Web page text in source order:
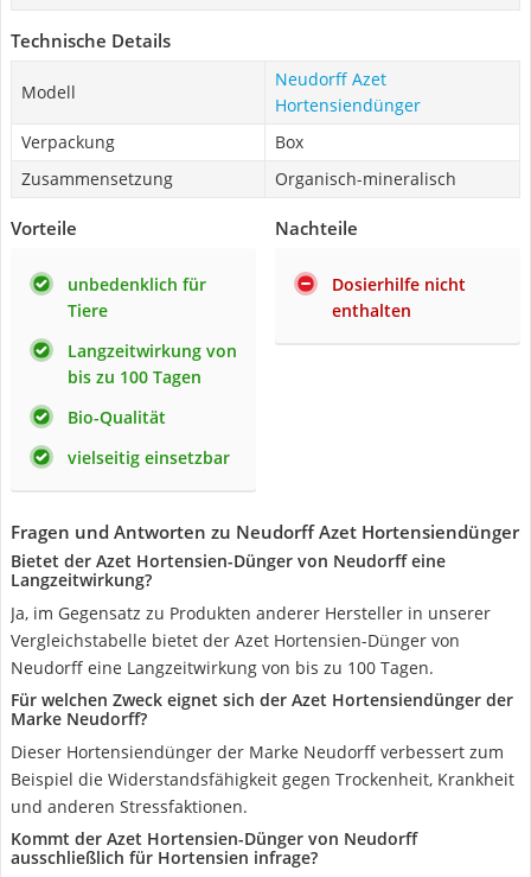
Technische Details
Modell
Neudorff Azet
Hortensiendünger
Verpackung
Box
Zusammensetzung
Organisch-mineralisch
Vorteile
unbedenklich für
Tiere
Langzeitwirkung von
bis zu 100 Tagen
Bio-Qualität
vielseitig einsetzbar
Nachteile
Dosierhilfe nicht
enthalten
Fragen und Antworten zu Neudorff Azet Hortensiendünger
Bietet der Azet Hortensien-Dünger von Neudorff eine
Langzeitwirkung?
Ja, im Gegensatz zu Produkten anderer Hersteller in unserer
Vergleichstabelle bietet der Azet Hortensien-Dünger von
Neudorff eine Langzeitwirkung von bis zu 100 Tagen.
Für welchen Zweck eignet sich der Azet Hortensiendünger der
Marke Neudorff?
Dieser Hortensiendünger der Marke Neudorff verbessert zum
Beispiel die Widerstandsfähigkeit gegen Trockenheit, Krankheit
und anderen Stressfaktionen.
Kommt der Azet Hortensien-Dünger von Neudorff
ausschließlich für Hortensien infrage?